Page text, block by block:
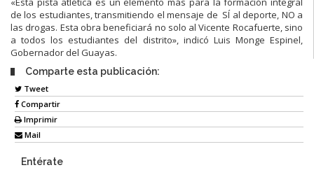
de los estudiantes, transmitiendo el mensaje de SÍ al deporte, NO a
las drogas. Esta obra beneficiará no solo al Vicente Rocafuerte, sino
a todos los estudiantes del distrito», indicó Luis Monge Espinel,
Gobernador del Guayas.
Comparte esta publicación:
Tweet
Compartir
Imprimir
Mail
Entérate